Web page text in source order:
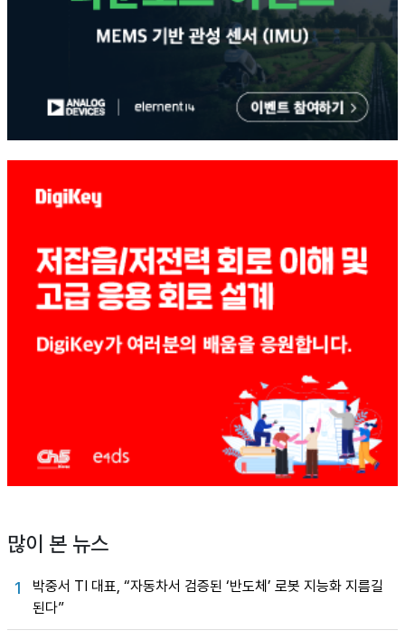
많이 본 뉴스
1
박중서 TI 대표, “자동차서 검증된 ‘반도체’ 로봇 지능화 지름길
된다”